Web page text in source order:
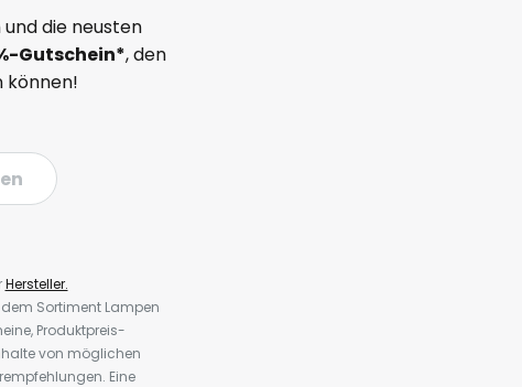
die neusten
-Gutschein*, den
können!
Hersteller.
Sortiment Lampen
Produktpreis-
von möglichen
Eine